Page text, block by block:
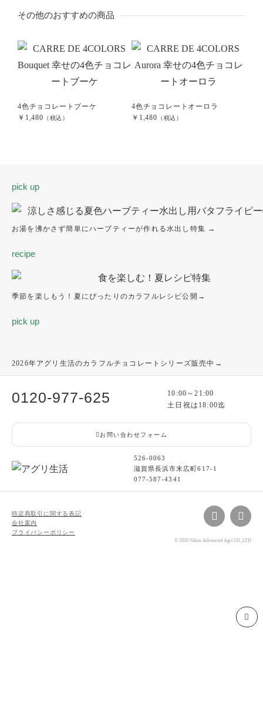
その他のおすすめの商品
4色チョコレートブーケ
￥1,480 （税込）
4色チョコレートオーロラ
￥1,480 （税込）
pick up
お湯を沸かさず簡単にハーブティーが作れる水出し特集 →
recipe
季節を楽しもう！夏にぴったりのカラフルレシピ公開→
pick up
2026年アグリ生活のカラフルチョコレートシリーズ販売中→
0120-977-625
10:00～21:00
土日祝は18:00迄
お問い合わせフォーム
526-0063
滋賀県長浜市末広町617-1
077-587-4341
特定商取引に関する表記
会社案内
プライバシーポリシー
© 2020 Nihon Advanced Agri CO.,LTD